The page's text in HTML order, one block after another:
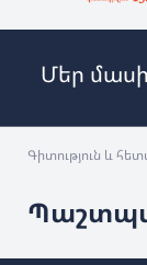
Մեր
Գիտություն և